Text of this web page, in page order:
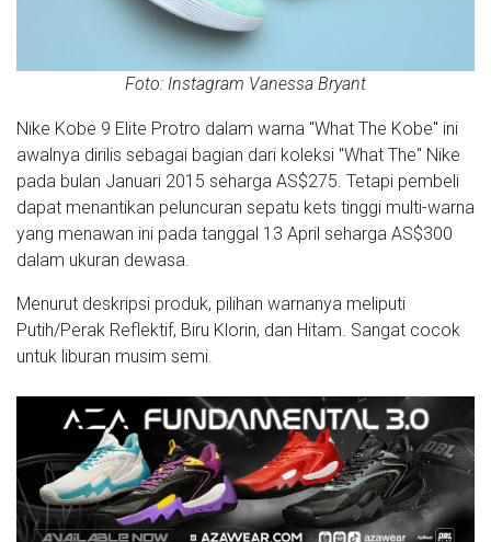
Foto: Instagram Vanessa Bryant
Nike Kobe 9 Elite Protro dalam warna "What The Kobe" ini
awalnya dirilis sebagai bagian dari koleksi "What The" Nike
pada bulan Januari 2015 seharga AS$275. Tetapi pembeli
dapat menantikan peluncuran sepatu kets tinggi multi-warna
yang menawan ini pada tanggal 13 April seharga AS$300
dalam ukuran dewasa.
Menurut deskripsi produk, pilihan warnanya meliputi
Putih/Perak Reflektif, Biru Klorin, dan Hitam. Sangat cocok
untuk liburan musim semi.